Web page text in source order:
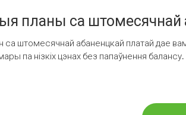
планы са штомесячнай
штомесячнай абаненцкай платай дае
па нізкіх цэнах без папаўнення